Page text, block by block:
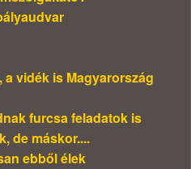
a vidék is Magyarország
furcsa feladatok is
de máskor....
ebből élek